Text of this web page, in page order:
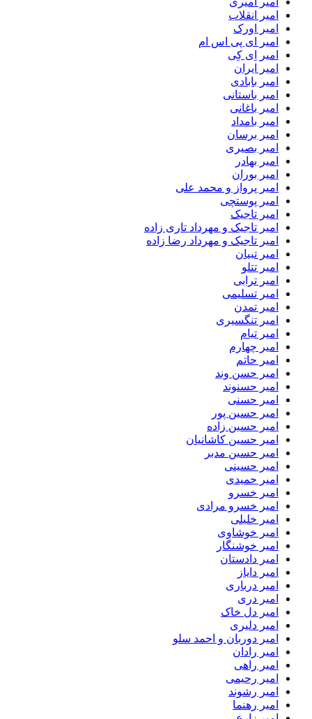
امیر انقلاب
امیر اورک
امیر ای پی اس ام
امیر اِی کِی
امیر ایران
امیر بابادی
امیر باستانی
امیر باغانی
امیر بامداد
امیر برسان
امیر بصیری
امیر بهادر
امیر بوران
امیر پرواز و محمد علی
امیر پوستچی
امیر تاجیک
امیر تاجیک و مهرداد تاری زاده
امیر تاجیک و مهرداد رضا زاده
امیر تبیان
امیر تتلو
امیر ترابی
امیر تسلیمی
امیر تمدن
امیر تنگسیری
امیر تیام
امیر چهارم
امیر حاتم
امیر حسن وند
امیر حسنوند
امیر حسنی
امیر حسین پور
امیر حسین زاده
امیر حسین کاشانیان
امیر حسین مدبر
امیر حسینی
امیر حمیدی
امیر خسرو
امیر خسرو مرادی
امیر خلیلی
امیر خوشاوی
امیر خوشنگار
امیر دادستان
امیر دایاز
امیر درباری
امیر دری
امیر دل خاک
امیر دلیری
امیر دوربان و احمد سلو
امیر رادان
امیر راهی
امیر رحیمی
امیر رشوند
امیر رهنما